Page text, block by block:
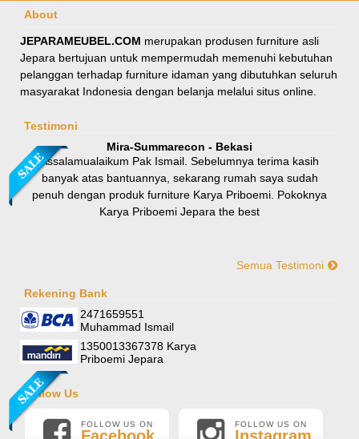
Meja Makan Oval Minimalis Kursi Silang
Rp 8.100.0009.000.000
Rp (Hubungi CS)
About
JEPARAMEUBEL.COM merupakan produsen furniture asli
Jepara bertujuan untuk mempermudah memenuhi kebutuhan
pelanggan terhadap furniture idaman yang dibutuhkan seluruh
masyarakat Indonesia dengan belanja melalui situs online.
Testimoni
Mira-Summarecon - Bekasi
Assalamualaikum Pak Ismail. Sebelumnya terima kasih
banyak atas bantuannya, sekarang rumah saya sudah
penuh dengan produk furniture Karya Priboemi. Pokoknya
Karya Priboemi Jepara the best
Hallo mas ismail, terima kasih banyak ya. Barang furniture
kasih banyak mas mail.
Semua Testimoni
Rekening Bank
2471659551
Muhammad Ismail
1350013367378 Karya
Priboemi Jepara
Follow Us
FOLLOW US ON FOLLOW US ON